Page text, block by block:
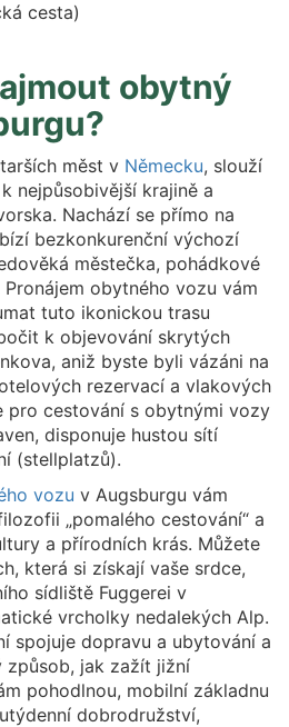
cesta)
obytný
měst v Německu, slouží
nejpůsobivější krajině a
Nachází se přímo na
bezkonkurenční výchozí
městečka, pohádkové
obytného vozu vám
tuto ikonickou trasu
k objevování skrytých
aniž byste byli vázáni na
rezervací a vlakových
pro cestování s obytnými vozy
disponuje hustou sítí
(stellplatzů).
vozu v Augsburgu vám
„pomalého cestování“ a
a přírodních krás. Můžete
která si získají vaše srdce,
sídliště Fuggerei v
vrcholky nedalekých Alp.
spojuje dopravu a ubytování a
způsob, jak zažít jižní
pohodlnou, mobilní základnu
dobrodružství,